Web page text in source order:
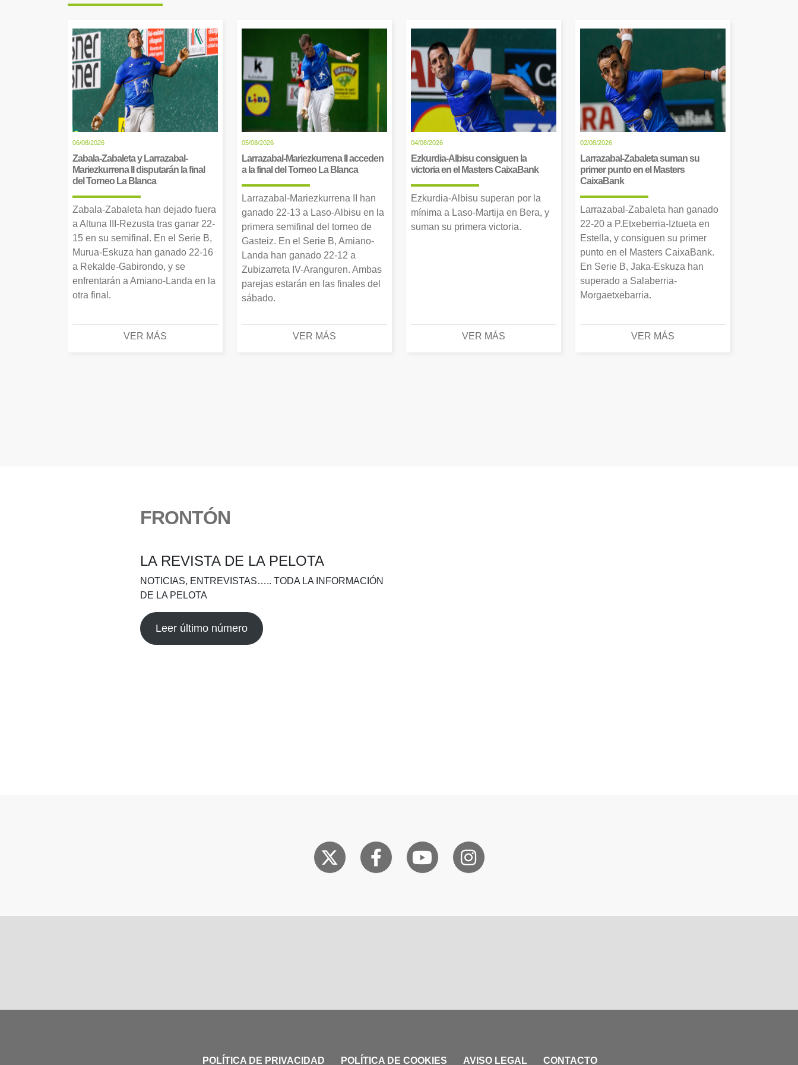
06/08/2026
Zabala-Zabaleta y Larrazabal-
Mariezkurrena II disputarán la final
del Torneo La Blanca
Zabala-Zabaleta han dejado fuera
a Altuna III-Rezusta tras ganar 22-
15 en su semifinal. En el Serie B,
Murua-Eskuza han ganado 22-16
a Rekalde-Gabirondo, y se
enfrentarán a Amiano-Landa en la
otra final.
VER MÁS
05/08/2026
Larrazabal-Mariezkurrena II acceden
a la final del Torneo La Blanca
Larrazabal-Mariezkurrena II han
ganado 22-13 a Laso-Albisu en la
primera semifinal del torneo de
Gasteiz. En el Serie B, Amiano-
Landa han ganado 22-12 a
Zubizarreta IV-Aranguren. Ambas
parejas estarán en las finales del
sábado.
VER MÁS
04/08/2026
Ezkurdia-Albisu consiguen la
victoria en el Masters CaixaBank
Ezkurdia-Albisu superan por la
mínima a Laso-Martija en Bera, y
suman su primera victoria.
VER MÁS
02/08/2026
Larrazabal-Zabaleta suman su
primer punto en el Masters
CaixaBank
Larrazabal-Zabaleta han ganado
22-20 a P.Etxeberria-Iztueta en
Estella, y consiguen su primer
punto en el Masters CaixaBank.
En Serie B, Jaka-Eskuza han
superado a Salaberria-
Morgaetxebarria.
VER MÁS
FRONTÓN
LA REVISTA DE LA PELOTA
NOTICIAS, ENTREVISTAS….. TODA LA INFORMACIÓN
DE LA PELOTA
Leer último número
POLÍTICA DE PRIVACIDAD POLÍTICA DE COOKIES AVISO LEGAL CONTACTO